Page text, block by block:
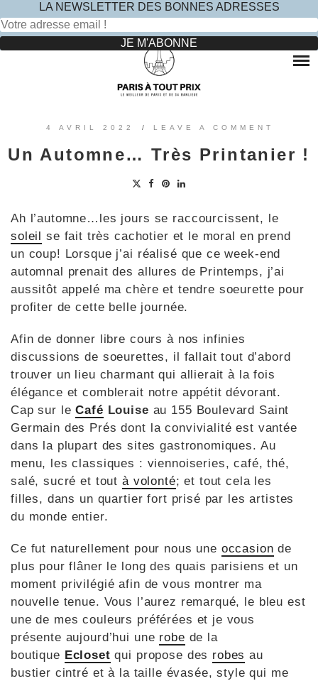
Rechercher :
Skip
OÙ MANGER DANS LE MARAIS ?
OÙ MANGER DANS PARIS 5 -ÈME ?
OÙ MANGER DANS LE 15ÈME ?
OÙ MANGER DANS PARIS 17ÈME ?
?
SORTIES ENFANTS
PARCS ATTRACTION BANLIEUE
4 AVRIL 2022 / LEAVE A COMMENT
Un Automne… Très Printanier !
Ah l’automne…les jours se raccourcissent, le
soleil
se fait très cachotier et le moral en prend
un coup! Lorsque j’ai réalisé que ce week-end
automnal prenait des allures de Printemps, j’ai
aussitôt appelé ma chère et tendre soeurette pour
profiter de cette belle journée.
Afin de donner libre cours à nos infinies
discussions de soeurettes, il fallait tout d’abord
trouver un lieu charmant qui allierait à la fois
élégance et comblerait notre appétit dévorant.
Cap sur leCafé Louise au 155 Boulevard Saint
Germain des Prés dont la convivialité est vantée
dans la plupart des sites gastronomiques. Au
menu, les classiques : viennoiseries, café, thé,
salé, sucré et tout à volonté; et tout cela les
filles, dans un quartier fort prisé par les artistes
du monde entier.
Ce fut naturellement pour nous une occasion de
plus pour flâner le long des quais parisiens et un
moment privilégié afin de vous montrer ma
nouvelle tenue. Vous l’aurez remarqué, le bleu est
une de mes couleurs préférées et je vous
présente aujourd’hui une robe de la
boutique Ecloset qui propose des robes au
bustier cintré et à la taille évasée, style qui me
LA NEWSLETTER DES BONNES ADRESSES